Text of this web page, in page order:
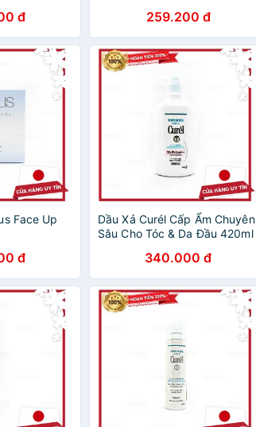
đ 259.200 đ
Face Up
đ
Dầu Xả Curél Cấp Ẩm Chuyên
Sâu Cho Tóc & Da Đầu 420ml
340.000 đ